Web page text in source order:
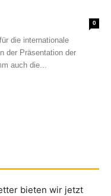
0
die internationale
der Präsentation der
auch die...
bieten wir jetzt